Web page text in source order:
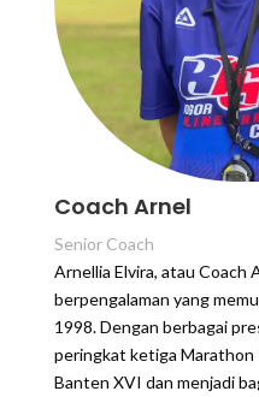
Coach Arnel
Senior Coach
Arnellia Elvira, atau Coach
berpengalaman yang
1998. Dengan berbagai
peringkat ketiga Marathon
Banten XVI dan menjadi